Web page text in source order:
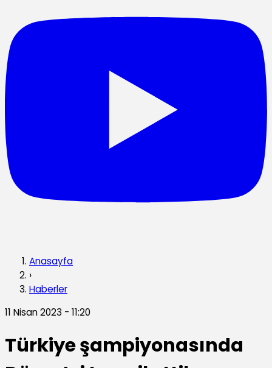
Anasayfa
›
Haberler
11 Nisan 2023 - 11:20
Türkiye şampiyonasında